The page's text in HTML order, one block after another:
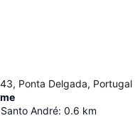
Ponta Delgada, Portugal
André: 0.6 km